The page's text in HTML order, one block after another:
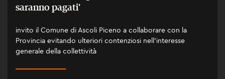
saranno pagati'
invito il Comune di Ascoli Piceno a collaborare con la
Provincia evitando ulteriori contenziosi nell'interesse
generale della collettività